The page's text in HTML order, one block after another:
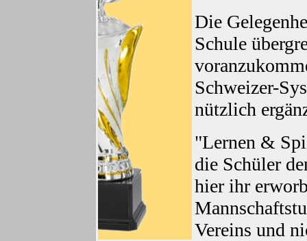
Die
Schule
Schweizer-
nützlich
"Lernen &
die Schüler
hier ihr
Vereins und